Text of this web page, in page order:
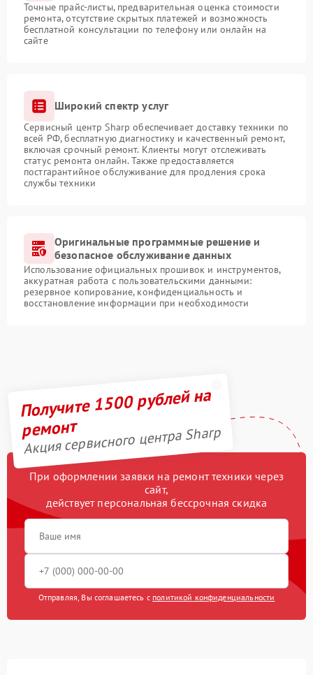
Точные прайс-листы, предварительная оценка стоимости
ремонта, отсутствие скрытых платежей и возможность
бесплатной консультации по телефону или онлайн на
сайте
Широкий спектр услуг
Сервисный центр Sharp обеспечивает доставку техники по
всей РФ, бесплатную диагностику и качественный ремонт,
включая срочный ремонт. Клиенты могут отслеживать
статус ремонта онлайн. Также предоставляется
постгарантийное обслуживание для продления срока
службы техники
Оригинальные программные решение и
безопасное обслуживание данных
Использование официальных прошивок и инструментов,
аккуратная работа с пользовательскими данными:
резервное копирование, конфиденциальность и
восстановление информации при необходимости
Получите 1500 рублей на
ремонт
Акция сервисного центра Sharp
При оформлении заявки на ремонт техники через
сайт,
действует персональная бессрочная скидка
Отправляя, Вы соглашаетесь с политикой конфиденциальности